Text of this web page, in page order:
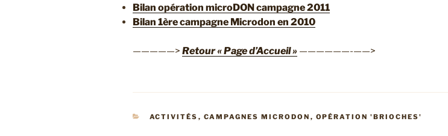
Bilan opération microDON campagne 2011
Bilan 1ère campagne Microdon en 2010
—————> Retour « Page d’Accueil » ——————-——>
CATÉGORIES
ACTIVITÉS , CAMPAGNES MICRODON , OPÉRATION 'BRIOCHES'